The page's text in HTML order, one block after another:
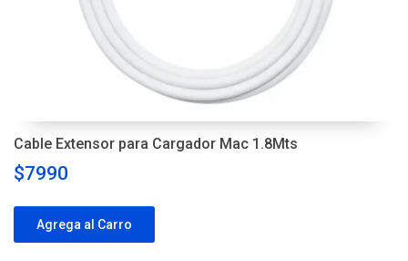
Cable Extensor para Cargador Mac 1.8Mts
$7990
Agrega al Carro